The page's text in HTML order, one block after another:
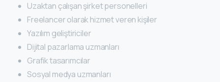
Uzaktan çalışan şirket personelleri
Freelancer olarak hizmet veren kişiler
Yazılım geliştiriciler
Dijital pazarlama uzmanları
Grafik tasarımcılar
Sosyal medya uzmanları